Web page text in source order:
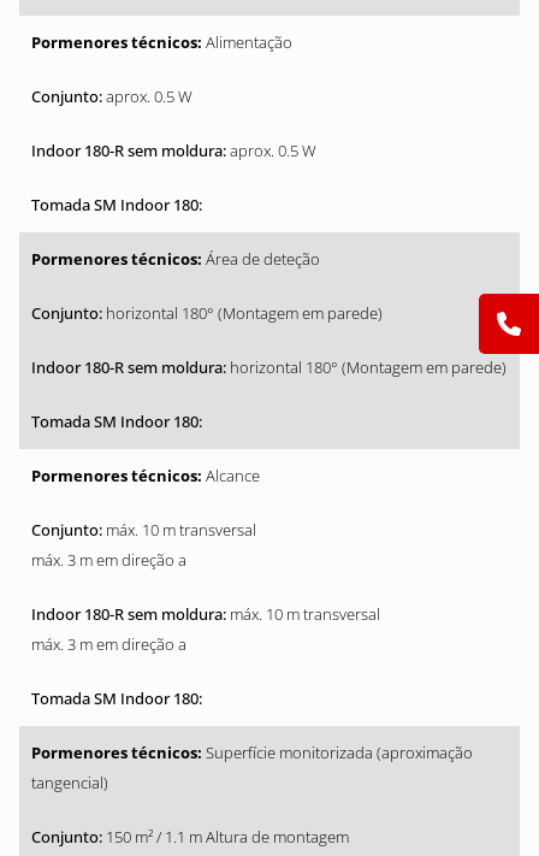
Alimentação
aprox. 0.5 W
aprox. 0.5 W
Área de deteção
horizontal 180° (Montagem em parede)
horizontal 180° (Montagem em parede)
Alcance
máx. 10 m transversal
máx. 3 m em direção a
máx. 10 m transversal
máx. 3 m em direção a
Superfície monitorizada (aproximação
tangencial)
150 m² / 1.1 m Altura de montagem